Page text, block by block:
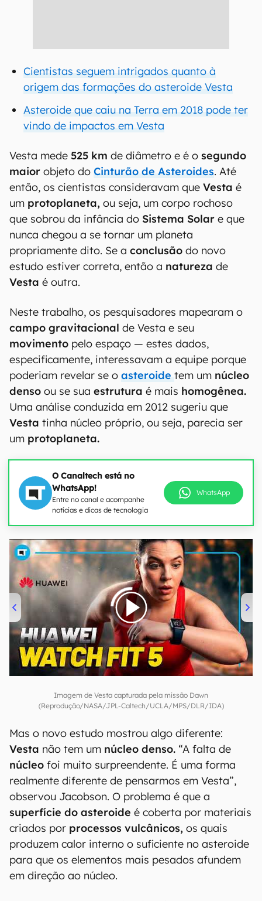
Cientistas seguem intrigados quanto à
origem das formações do asteroide Vesta
Asteroide que caiu na Terra em 2018 pode ter
vindo de impactos em Vesta
Vesta mede 525 km de diâmetro e é o segundo
maior objeto do Cinturão de Asteroides. Até
então, os cientistas consideravam que Vesta é
um protoplaneta, ou seja, um corpo rochoso
que sobrou da infância do Sistema Solar e que
nunca chegou a se tornar um planeta
propriamente dito. Se a conclusão do novo
estudo estiver correta, então a natureza de
Vesta é outra.
Neste trabalho, os pesquisadores mapearam o
campo gravitacional de Vesta e seu
movimento pelo espaço — estes dados,
especificamente, interessavam a equipe porque
poderiam revelar se o asteroide tem um núcleo
denso ou se sua estrutura é mais homogênea.
Uma análise conduzida em 2012 sugeriu que
Vesta tinha núcleo próprio, ou seja, parecia ser
um protoplaneta.
O Canaltech está no
WhatsApp!
Entre no canal e acompanhe
notícias e dicas de tecnologia
WhatsApp
00:00/04:51
Imagem de Vesta capturada pela missão Dawn
(Reprodução/NASA/JPL-Caltech/UCLA/MPS/DLR/IDA)
Mas o novo estudo mostrou algo diferente:
Vesta não tem um núcleo denso. “A falta de
núcleo foi muito surpreendente. É uma forma
realmente diferente de pensarmos em Vesta”,
observou Jacobson. O problema é que a
superfície do asteroide é coberta por materiais
criados por processos vulcânicos, os quais
produzem calor interno o suficiente no asteroide
para que os elementos mais pesados afundem
em direção ao núcleo.